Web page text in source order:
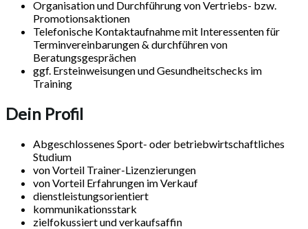
Organisation und Durchführung von Vertriebs- bzw.
Promotionsaktionen
Telefonische Kontaktaufnahme mit Interessenten für
Terminvereinbarungen & durchführen von
Beratungsgesprächen
ggf. Ersteinweisungen und Gesundheitschecks im
Training
Dein Profil
Abgeschlossenes Sport- oder betriebwirtschaftliches
Studium
von Vorteil Trainer-Lizenzierungen
von Vorteil Erfahrungen im Verkauf
dienstleistungsorientiert
kommunikationsstark
zielfokussiert und verkaufsaffin